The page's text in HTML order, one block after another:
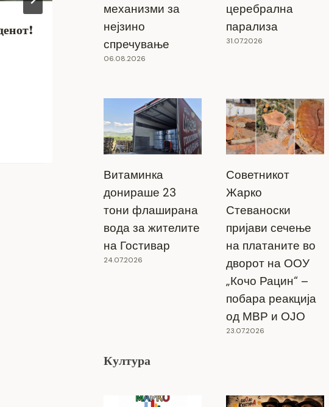
РАБОТНО АНГАЖИРАЊЕ НА 18
НЕВРАБОТЕНИ ЛИЦА СО СРЕДНО
ОБРАЗОВАНИЕ ЗА ДОСТАВА НА
НА ИМОТ ДО ГРАЃАНИТЕ
20.01.2025
механизми за
нејзино
спречување
06.08.2026
церебрална
парализа
31.07.2026
Витаминка
донираше 23
тони флаширана
вода за жителите
на Гостивар
24.07.2026
Советникот
Жарко
Стеваноски
пријави сечење
на платаните во
дворот на ООУ
„Кочо Рацин“ –
побара реакција
од МВР и ОЈО
23.07.2026
Култура